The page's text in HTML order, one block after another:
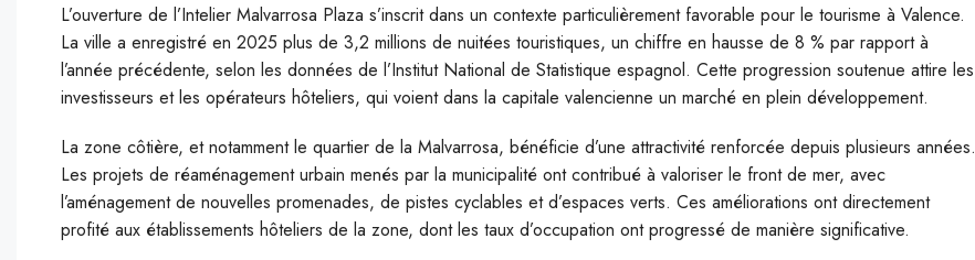
L’ouverture de l’Intelier Malvarrosa Plaza s’inscrit dans un contexte particulièrement favorable pour le tourisme à Valence.
La ville a enregistré en 2025 plus de 3,2 millions de nuitées touristiques, un chiffre en hausse de 8 % par rapport à
l’année précédente, selon les données de l’Institut National de Statistique espagnol. Cette progression soutenue attire les
investisseurs et les opérateurs hôteliers, qui voient dans la capitale valencienne un marché en plein développement.
La zone côtière, et notamment le quartier de la Malvarrosa, bénéficie d’une attractivité renforcée depuis plusieurs années.
Les projets de réaménagement urbain menés par la municipalité ont contribué à valoriser le front de mer, avec
l’aménagement de nouvelles promenades, de pistes cyclables et d’espaces verts. Ces améliorations ont directement
profité aux établissements hôteliers de la zone, dont les taux d’occupation ont progressé de manière significative.